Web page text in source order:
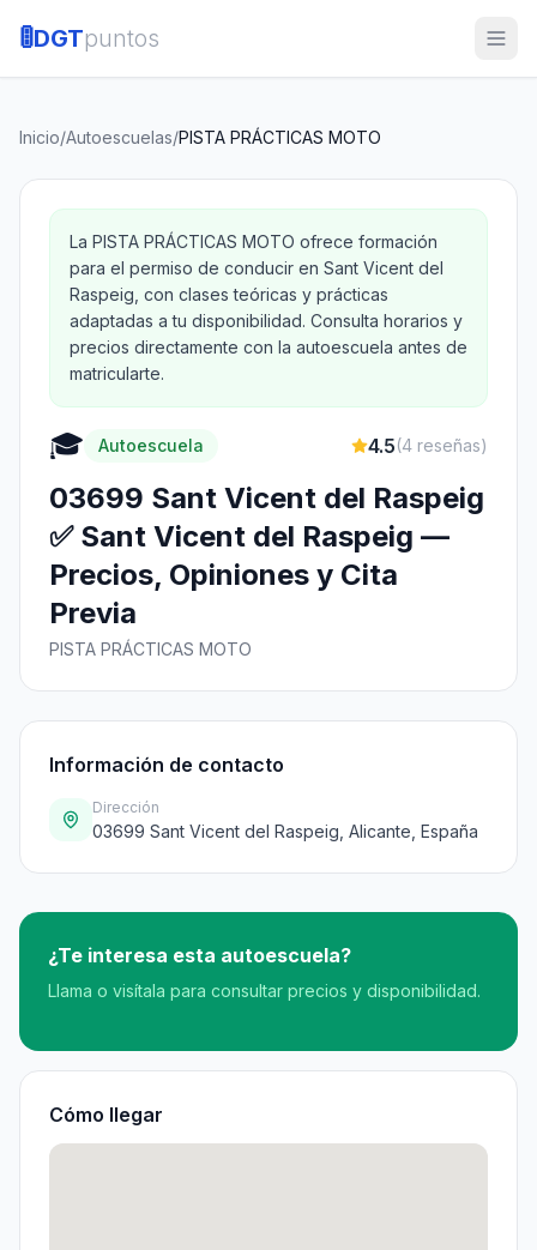
🚦DGTpuntos
Inicio/Autoescuelas/PISTA PRÁCTICAS MOTO
La PISTA PRÁCTICAS MOTO ofrece formación
para el permiso de conducir en Sant Vicent del
Raspeig, con clases teóricas y prácticas
adaptadas a tu disponibilidad. Consulta horarios y
precios directamente con la autoescuela antes de
matricularte.
🎓 Autoescuela 4.5(4 reseñas)
03699 Sant Vicent del Raspeig
✅ Sant Vicent del Raspeig —
Precios, Opiniones y Cita
Previa
PISTA PRÁCTICAS MOTO
Información de contacto
Dirección
03699 Sant Vicent del Raspeig, Alicante, España
¿Te interesa esta autoescuela?
Llama o visítala para consultar precios y disponibilidad.
Cómo llegar